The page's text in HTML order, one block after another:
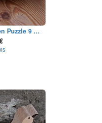
Puzzle 9 ...